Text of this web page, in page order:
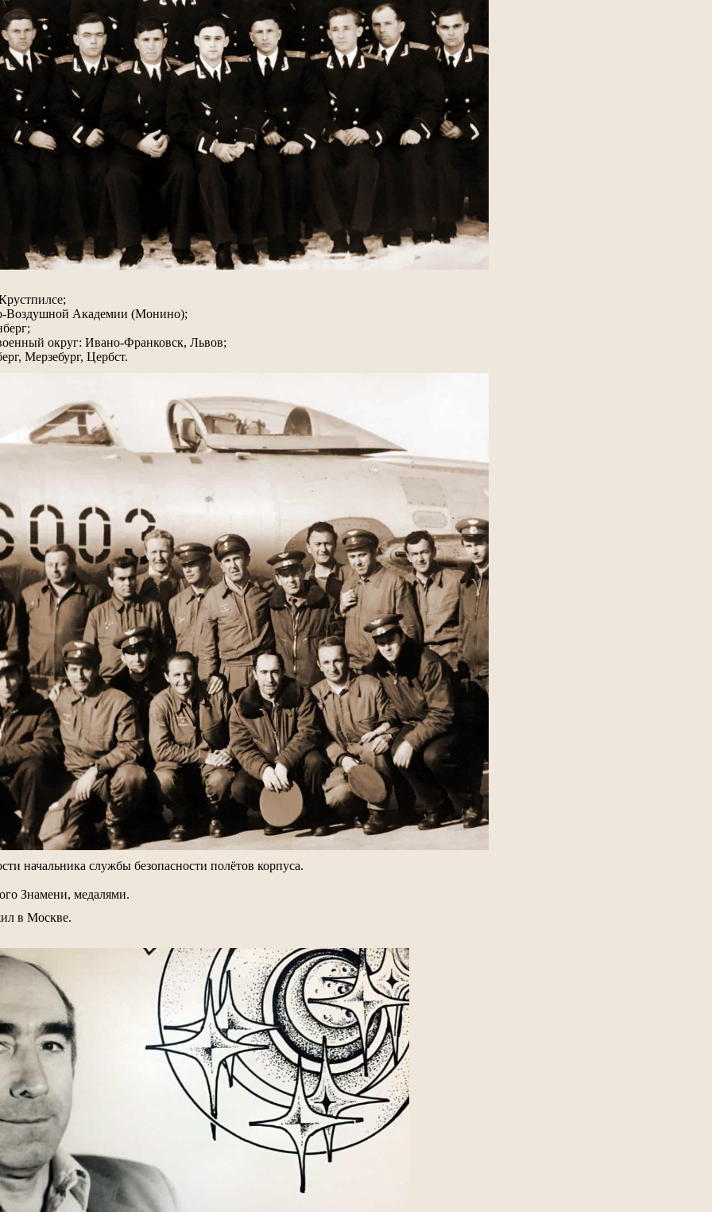
Воздушной Академии (Монино);
округ: Ивано-Франковск, Львов;
Мерзебург, Цербст.
начальника службы безопасности полётов корпуса.
Знамени, медалями.
в Москве.